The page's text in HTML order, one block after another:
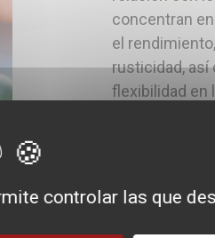
concentran
el
rusticidad, así
flexibilidad en
significa
hortaliza
posible y no
Por último, si
la
controlar las que